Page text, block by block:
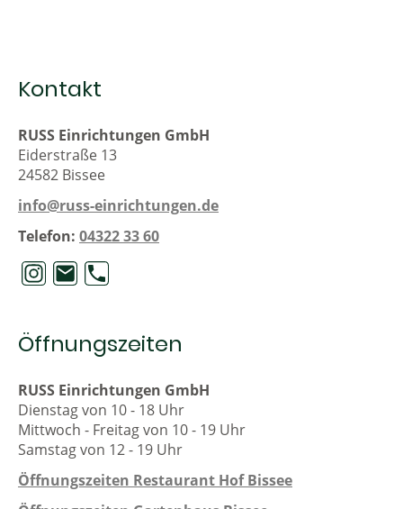
Kontakt
RUSS Einrichtungen GmbH
Eiderstraße 13
24582 Bissee
info@russ-einrichtungen.de
Telefon: 04322 33 60
Öffnungszeiten
RUSS Einrichtungen GmbH
Dienstag von 10 - 18 Uhr
Mittwoch - Freitag von 10 - 19 Uhr
Samstag von 12 - 19 Uhr
Öffnungszeiten Restaurant Hof Bissee